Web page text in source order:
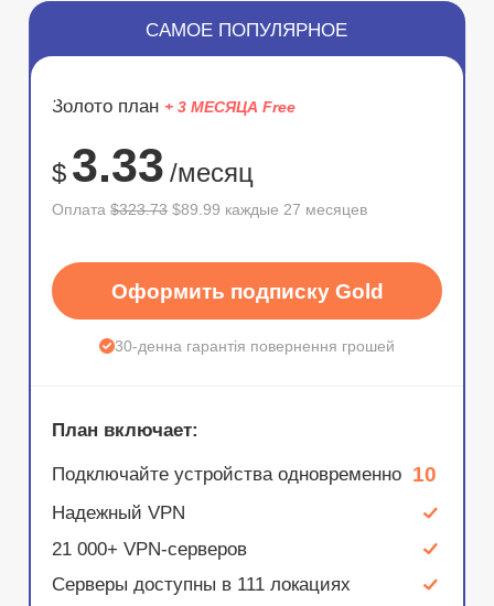
ЭКОНОМ
72%
САМОЕ ПОПУЛЯРНОЕ
Золото план + 3 МЕСЯЦА Free
$ 3.33 /месяц
Оплата$323.73 $89.99 каждые 27 месяцев
Оформить подписку Gold
30-денна гарантія повернення грошей
План включает:
Подключайте устройства одновременно 10
Надежный VPN
21 000+ VPN-серверов
Серверы доступны в 111 локациях